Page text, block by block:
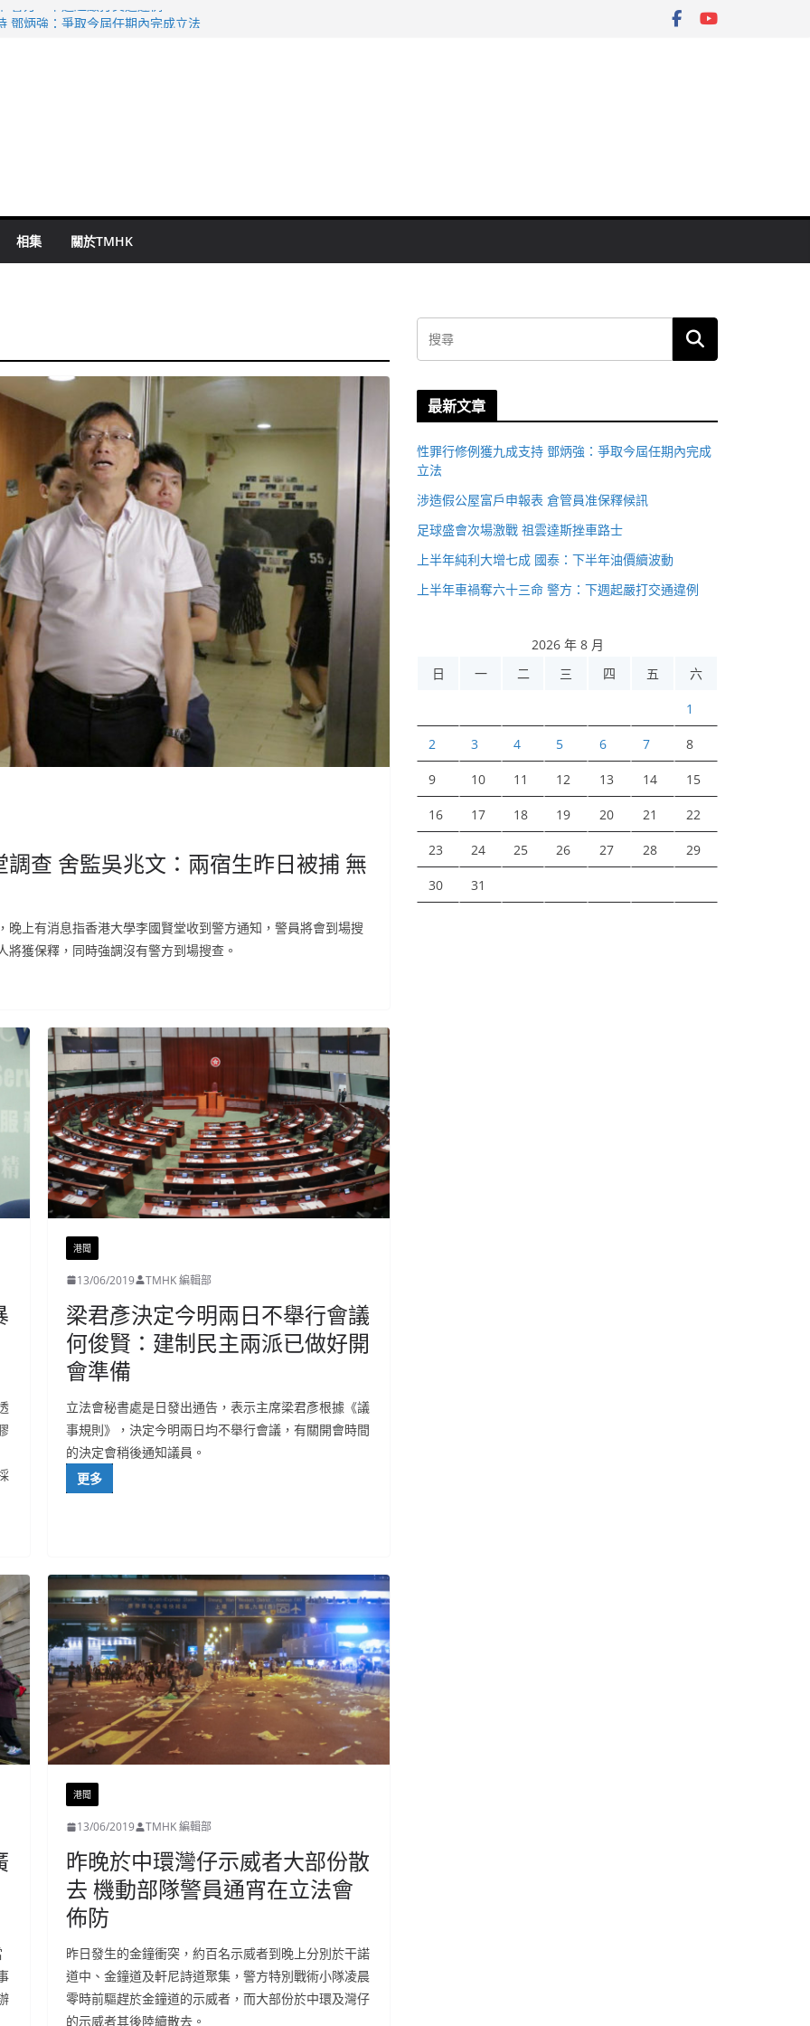
警方：下週起嚴打交通違例
相集 關於TMHK
查 舍監吳兆文：兩宿生昨日被捕 無
上有消息指香港大學李國賢堂收到警方通知，警員將會到場搜
獲保釋，同時強調沒有警方到場搜查。
港聞
13/06/2019 TMHK 編輯部
梁君彥決定今明兩日不舉行會議
何俊賢：建制民主兩派已做好開
會準備
立法會秘書處是日發出通告，表示主席梁君彥根據《議
事規則》，決定今明兩日均不舉行會議，有關開會時間
的決定會稍後通知議員。
更多
港聞
13/06/2019 TMHK 編輯部
昨晚於中環灣仔示威者大部份散
去 機動部隊警員通宵在立法會
佈防
昨日發生的金鐘衝突，約百名示威者到晚上分別於干諾
道中、金鐘道及軒尼詩道聚集，警方特別戰術小隊凌晨
零時前驅趕於金鐘道的示威者，而大部份於中環及灣仔
的示威者其後陸續散去。
最新文章
性罪行修例獲九成支持 鄧炳強：爭取今屆任期內完成
立法
涉造假公屋富戶申報表 倉管員准保釋候訊
足球盛會次場激戰 祖雲達斯挫車路士
上半年純利大增七成 國泰：下半年油價續波動
上半年車禍奪六十三命 警方：下週起嚴打交通違例
2026 年 8 月
日
一 二 三 四 五 六
1
2 3 4 5 6 7 8
9 10 11 12 13 14 15
16 17 18 19 20 21 22
23 24 25 26 27 28 29
30 31